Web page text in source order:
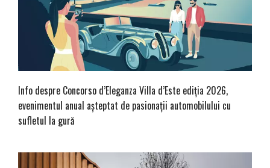
Info despre Concorso d’Eleganza Villa d’Este ediția 2026,
evenimentul anual așteptat de pasionații automobilului cu
sufletul la gură